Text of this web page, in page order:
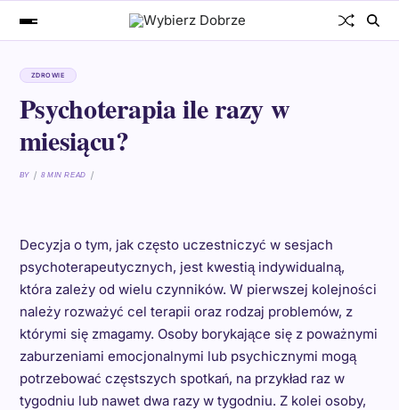
ZDROWIE
Psychoterapia ile razy w
miesiącu?
BY 8 MIN READ
Decyzja o tym, jak często uczestniczyć w sesjach
psychoterapeutycznych, jest kwestią indywidualną,
która zależy od wielu czynników. W pierwszej kolejności
należy rozważyć cel terapii oraz rodzaj problemów, z
którymi się zmagamy. Osoby borykające się z poważnymi
zaburzeniami emocjonalnymi lub psychicznymi mogą
potrzebować częstszych spotkań, na przykład raz w
tygodniu lub nawet dwa razy w tygodniu. Z kolei osoby,